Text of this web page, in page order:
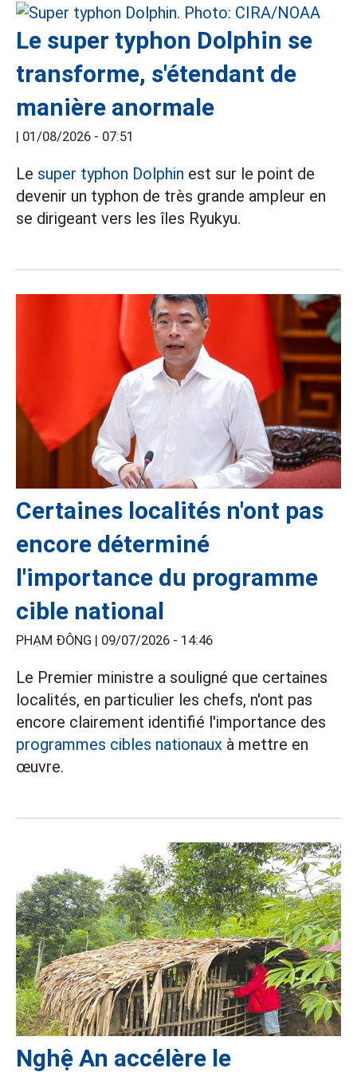
Le super typhon Dolphin se
transforme, s'étendant de
manière anormale
| 01/08/2026 - 07:51
Le super typhon Dolphin est sur le point de
devenir un typhon de très grande ampleur en
se dirigeant vers les îles Ryukyu.
Certaines localités n'ont pas
encore déterminé
l'importance du programme
cible national
PHẠM ĐÔNG | 09/07/2026 - 14:46
Le Premier ministre a souligné que certaines
localités, en particulier les chefs, n'ont pas
encore clairement identifié l'importance des
programmes cibles nationaux à mettre en
œuvre.
Nghệ An accélère le